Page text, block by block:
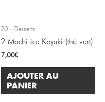
20 - Desserts
2 Mochi ice Koyuki (thé vert)
7,00€
AJOUTER AU
PANIER